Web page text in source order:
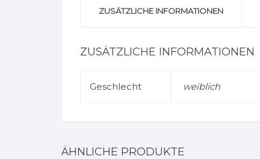
ZUSÄTZLICHE INFORMATIONEN
ZUSÄTZLICHE INFORMATIONEN
Geschlecht weiblich
ÄHNLICHE PRODUKTE